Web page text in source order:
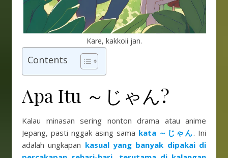
Kare, kakkoii jan.
Contents
Apa Itu ～じゃん?
Kalau minasan sering nonton drama atau anime
Jepang, pasti nggak asing sama kata ～じゃん. Ini
adalah ungkapan kasual yang banyak dipakai di